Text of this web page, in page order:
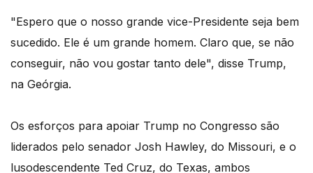
"Espero que o nosso grande vice-Presidente seja bem
sucedido. Ele é um grande homem. Claro que, se não
conseguir, não vou gostar tanto dele", disse Trump,
na Geórgia.
Os esforços para apoiar Trump no Congresso são
liderados pelo senador Josh Hawley, do Missouri, e o
lusodescendente Ted Cruz, do Texas, ambos